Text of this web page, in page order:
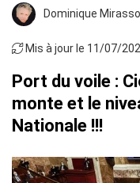
Dominique
Mis à jour le 11/07/
Port du voile :
monte et le
Nationale !!!